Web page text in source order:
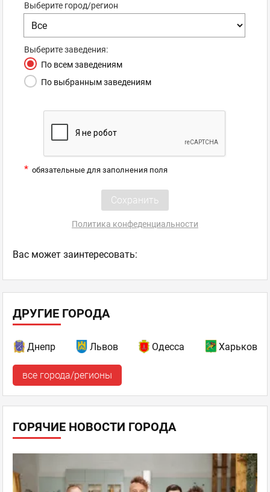
Выберите город/регион
Выберите заведения:
По всем заведениям
По выбранным заведениям
* обязательные для заполнения поля
Политика конфеденциальности
Ваc может заинтересовать:
ДРУГИЕ ГОРОДА
Днепр Львов Одесса Харьков
все города/регионы
ГОРЯЧИЕ НОВОСТИ ГОРОДА